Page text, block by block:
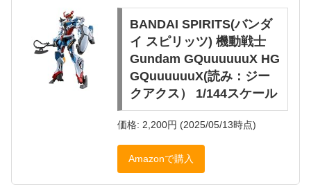
BANDAI SPIRITS(バンダ
イ スピリッツ) 機動戦士
Gundam GQuuuuuuX HG
GQuuuuuuX(読み：ジー
クアクス） 1/144スケール
価格: 2,200円 (2025/05/13時点)
Amazonで購入